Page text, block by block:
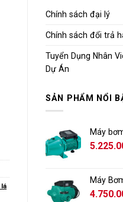
Chính sách đại lý
Chính sách đổi trả
Tuyển Dụng Nhân
Dự Án
SẢN PHẨM NỔI
Máy
Máy